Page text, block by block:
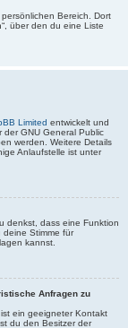
Bereich. Dort
über den du eine Liste
Limited entwickelt und
der GNU General Public
werden. Weitere Details
Anlaufstelle ist unter
denkst, dass eine Funktion
deine Stimme für
kannst.
Anfragen zu
ist ein geeigneter Kontakt
du den Besitzer der